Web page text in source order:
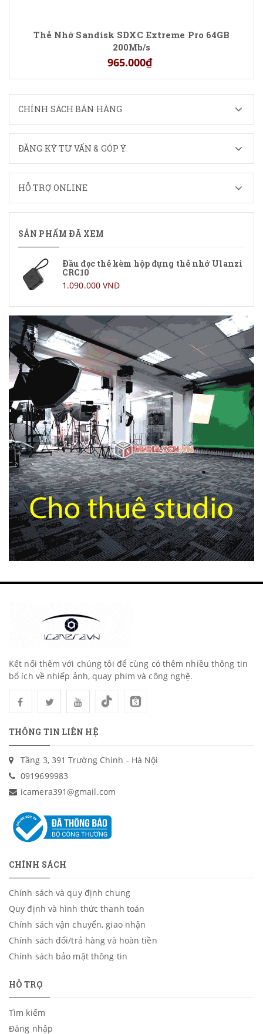
Thẻ Nhớ Sandisk SDXC Extreme Pro 64GB
200Mb/s
965.000₫
CHÍNH SÁCH BÁN HÀNG
ĐĂNG KÝ TƯ VẤN & GÓP Ý
HỖ TRỢ ONLINE
SẢN PHẨM ĐÃ XEM
Đầu đọc thẻ kèm hộp đựng thẻ nhớ Ulanzi
CRC10
1.090.000 VND
Kết nối thêm với chúng tôi để cùng có thêm nhiều thông tin
bổ ích về nhiếp ảnh, quay phim và công nghệ.
THÔNG TIN LIÊN HỆ
Tầng 3, 391 Trường Chinh - Hà Nội
0919699983
icamera391@gmail.com
CHÍNH SÁCH
Chính sách và quy định chung
Quy định và hình thức thanh toán
Chính sách vận chuyển, giao nhận
Chính sách đổi/trả hàng và hoàn tiền
Chính sách bảo mật thông tin
HỖ TRỢ
Tìm kiếm
Đăng nhập